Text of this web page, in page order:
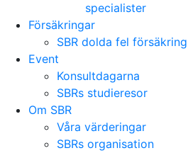
specialister
Försäkringar
SBR dolda fel försäkring
Event
Konsultdagarna
SBRs studieresor
Om SBR
Våra värderingar
SBRs organisation